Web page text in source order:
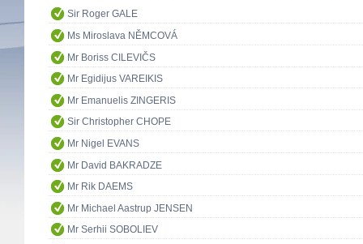
Sir Roger GALE
Ms Miroslava NĚMCOVÁ
Mr Boriss CILEVIČS
Mr Egidijus VAREIKIS
Mr Emanuelis ZINGERIS
Sir Christopher CHOPE
Mr Nigel EVANS
Mr David BAKRADZE
Mr Rik DAEMS
Mr Michael Aastrup JENSEN
Mr Serhii SOBOLIEV